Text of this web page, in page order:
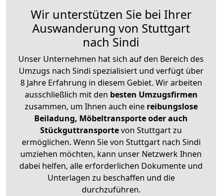
Wir unterstützen Sie bei Ihrer
Auswanderung von Stuttgart
nach Sindi
Unser Unternehmen hat sich auf den Bereich des
Umzugs nach Sindi spezialisiert und verfügt über
8 Jahre Erfahrung in diesem Gebiet. Wir arbeiten
ausschließlich mit den besten Umzugsfirmen
zusammen, um Ihnen auch eine reibungslose
Beiladung, Möbeltransporte oder auch
Stückguttransportevon Stuttgart zu
ermöglichen. Wenn Sie von Stuttgart nach Sindi
umziehen möchten, kann unser Netzwerk Ihnen
dabei helfen, alle erforderlichen Dokumente und
Unterlagen zu beschaffen und die
durchzuführen.